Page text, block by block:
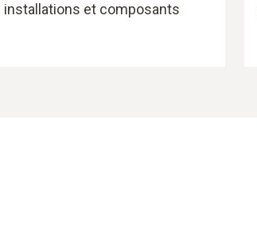
installations et composants